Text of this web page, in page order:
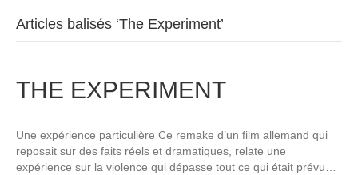
Articles balisés ‘The Experiment’
THE EXPERIMENT
Une expérience particulière Ce remake d’un film allemand qui
reposait sur des faits réels et dramatiques, relate une
expérience sur la violence qui dépasse tout ce qui était prévu…